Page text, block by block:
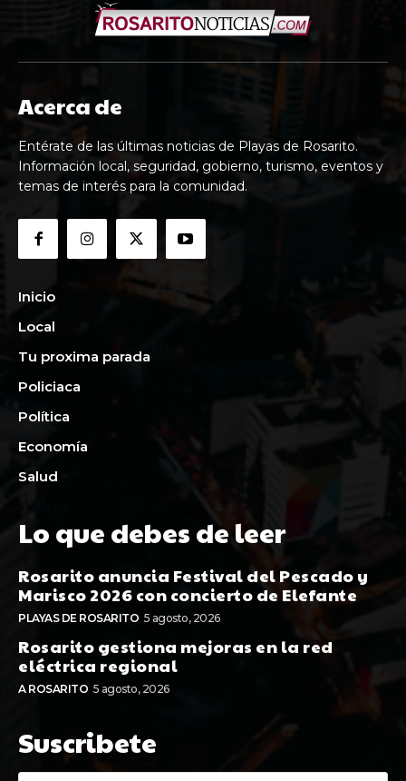
Acerca de
Entérate de las últimas noticias de Playas de Rosarito.
Información local, seguridad, gobierno, turismo, eventos y
temas de interés para la comunidad.
Inicio
Local
Tu proxima parada
Policiaca
Política
Economía
Salud
Lo que debes de leer
Rosarito anuncia Festival del Pescado y
Marisco 2026 con concierto de Elefante
PLAYAS DE ROSARITO 5 agosto, 2026
Rosarito gestiona mejoras en la red
eléctrica regional
A ROSARITO 5 agosto, 2026
Suscribete